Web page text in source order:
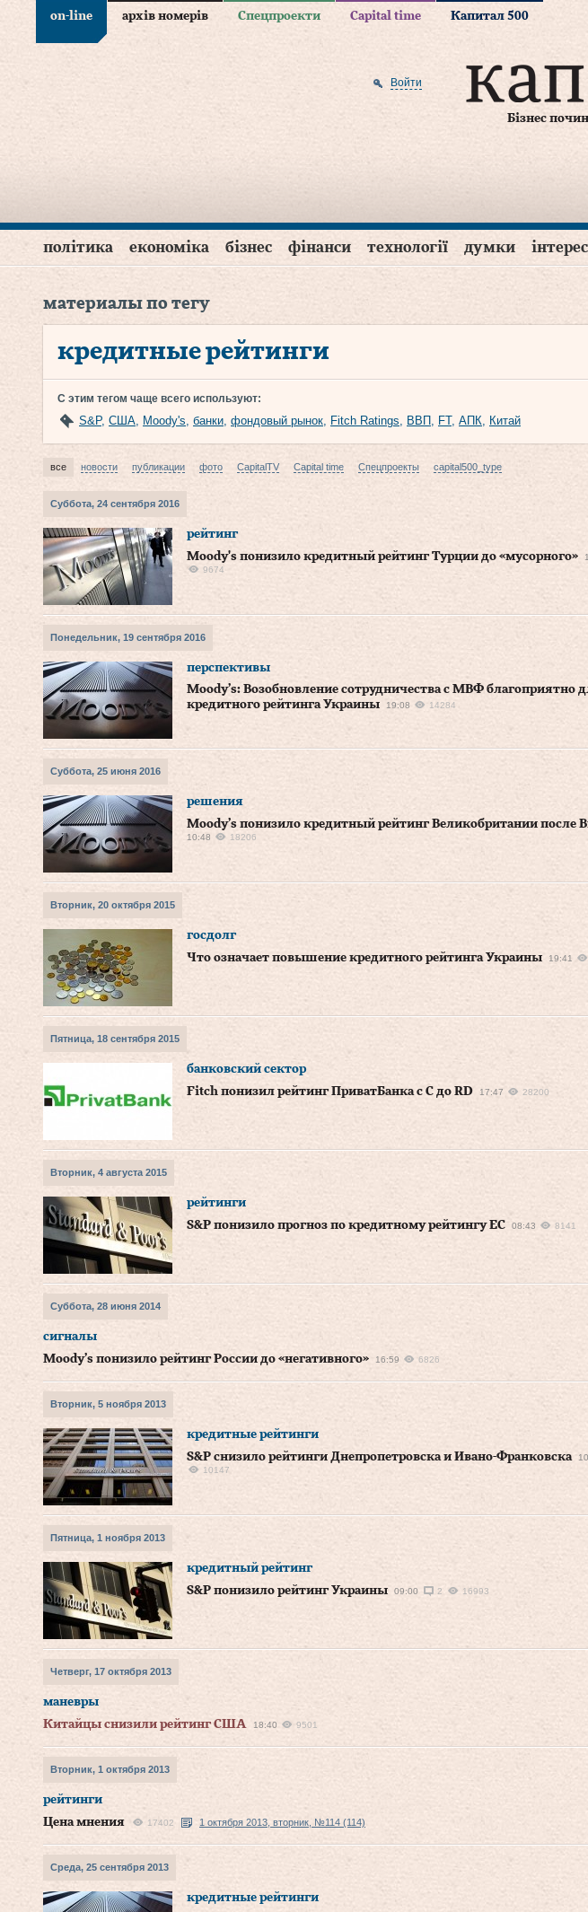
on-line архів номерів Спецпроекти Capital time Капитал 500
Бізнес
Войти
політика економіка бізнес фінанси технології думки
материалы по тегу
кредитные рейтинги
С этим тегом чаще всего используют:
S&P, США, Moody's, банки, фондовый рынок, Fitch Ratings, ВВП , FT, АПК, Китай
все новости публикации фото CapitalTV Capital time Спецпроекты capital500_type
Суббота, 24 сентября 2016
рейтинг
Moody's понизило кредитный рейтинг Турции до «мусорного»
9674
Понедельник, 19 сентября 2016
перспективы
Moody’s: Возобновление сотрудничества с МВФ благоприятно
кредитного рейтинга Украины
19:08 14284
Суббота, 25 июня 2016
решения
Moody’s понизило кредитный рейтинг Великобритании после
10:48 18206
Вторник, 20 октября 2015
госдолг
Что означает повышение кредитного рейтинга Украины
19:41
Пятница, 18 сентября 2015
банковский сектор
Fitch понизил рейтинг ПриватБанка с С до RD
17:47 28200
Вторник, 4 августа 2015
рейтинги
S&P понизило прогноз по кредитному рейтингу ЕС
08:43 8141
Суббота, 28 июня 2014
сигналы
Moody’s понизило рейтинг России до «негативного»
16:59 6826
Вторник, 5 ноября 2013
кредитные рейтинги
S&P снизило рейтинги Днепропетровска и Ивано-Франковска
10147
Пятница, 1 ноября 2013
кредитный рейтинг
S&P понизило рейтинг Украины
09:00 2 16993
Четверг, 17 октября 2013
маневры
Китайцы снизили рейтинг США
18:40 9501
Вторник, 1 октября 2013
рейтинги
Цена мнения
17402 1 октября 2013, вторник, №114 (114)
Среда, 25 сентября 2013
кредитные рейтинги